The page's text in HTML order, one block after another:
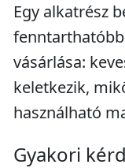
Egy alkatrész
vásárlása:
keletkezik,
használható
Gyakori